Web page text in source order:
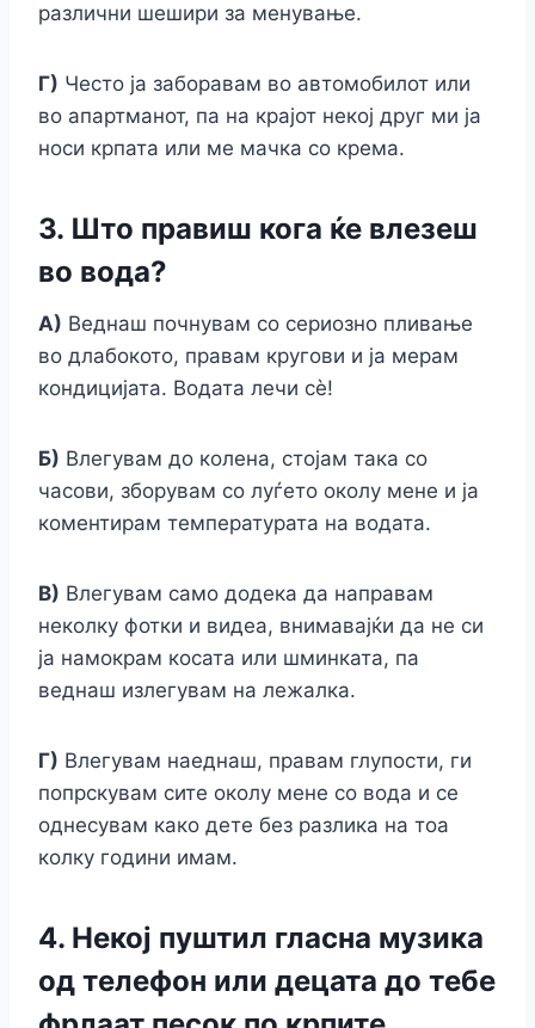
различни шешири за менување.
Г) Често ја заборавам во автомобилот или
во апартманот, па на крајот некој друг ми ја
носи крпата или ме мачка со крема.
3. Што правиш кога ќе влезеш
во вода?
А) Веднаш почнувам со сериозно пливање
во длабокото, правам кругови и ја мерам
кондицијата. Водата лечи сè!
Б) Влегувам до колена, стојам така со
часови, зборувам со луѓето околу мене и ја
коментирам температурата на водата.
В) Влегувам само додека да направам
неколку фотки и видеа, внимавајќи да не си
ја намокрам косата или шминката, па
веднаш излегувам на лежалка.
Г) Влегувам наеднаш, правам глупости, ги
попрскувам сите околу мене со вода и се
однесувам како дете без разлика на тоа
колку години имам.
4. Некој пуштил гласна музика
од телефон или децата до тебе